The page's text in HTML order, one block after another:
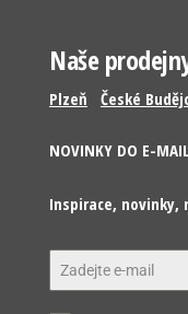
Naše
Plzeň České
NOVINKY DO E-
Inspirace, novinky,